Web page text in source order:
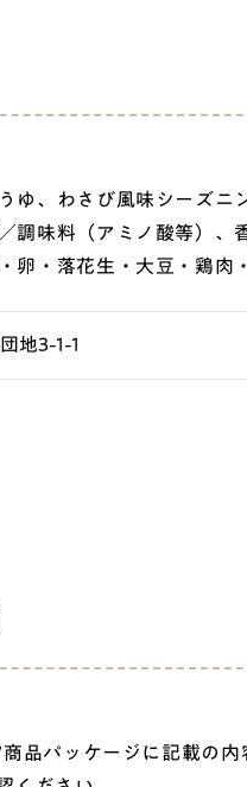
、わさび風味シーズニ
調味料（アミノ酸等）、
・落花生・大豆・鶏肉
地3-1-1
品パッケージに記載の内